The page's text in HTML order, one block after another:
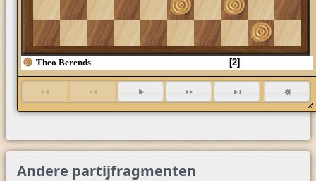
46
Theo Berends [2]
Andere partijfragmenten